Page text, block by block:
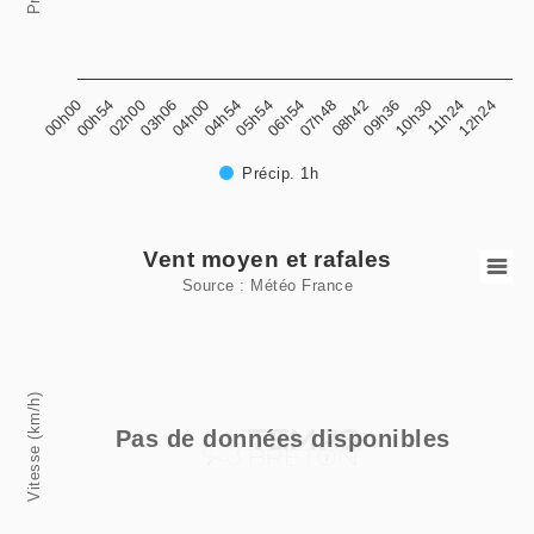
Précip. 1h
00h0000h5402h0003h0604h0004h5405h5406h5407h4808h4209h3610h3011h2412h24
Vent moyen et rafales
The chart has 1 X axis displaying categories.
The chart has 1 Y axis displaying Vitesse (km/h). Data
Vitesse (km/h)
Vent moyen et rafales
Source : Météo France
Pas de données disponibles